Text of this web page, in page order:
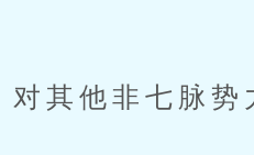
其他非七脉势